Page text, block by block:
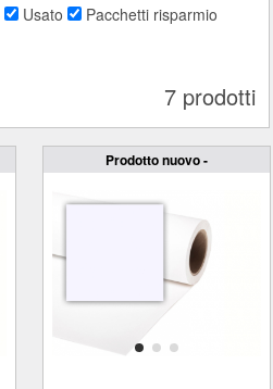
Usato
Pacchetti risparmio
7 prodotti
Prodotto nuovo -